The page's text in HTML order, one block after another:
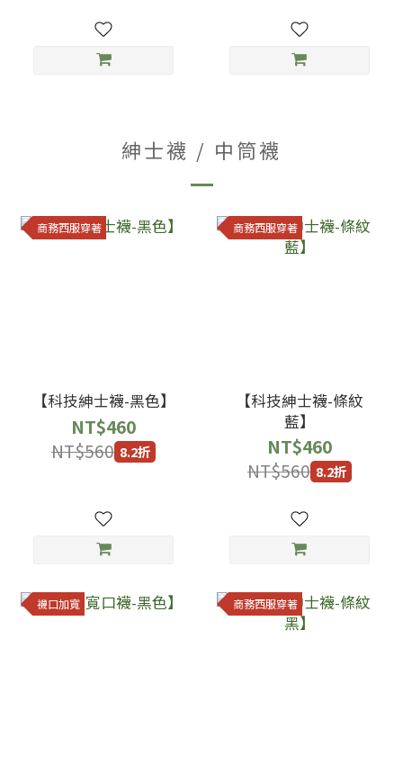
紳士襪 / 中筒襪
商務西服穿著
【科技紳士襪-黑色】
NT$460
NT$560 8.2折
商務西服穿著
【科技紳士襪-條紋
藍】
NT$460
NT$560 8.2折
襪口加寬 商務西服穿著